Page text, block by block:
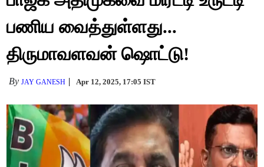
பணிய வைத்துள்ளது...
திருமாவளவன் ஷொட்டு!
ByJAY GANESH Apr 12, 2025, 17:05 IST